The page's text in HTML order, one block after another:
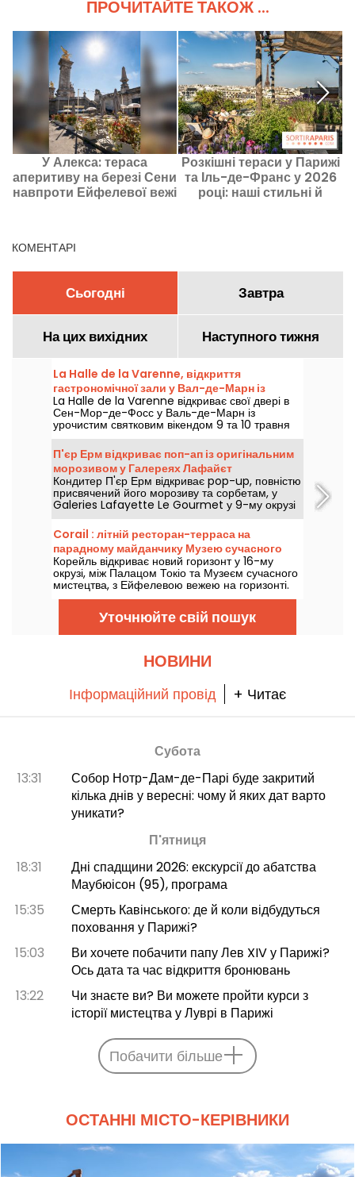
ПРОЧИТАЙТЕ ТАКОЖ ...
У Алекса: тераса
аперитиву на березі Сени
навпроти Ейфелевої вежі
Розкішні тераси у Парижі
та Іль-де-Франс у 2026
році: наші стильні й
КОМЕНТАРІ
Сьогодні Завтра
На цих вихідних Наступного тижня
La Halle de la Varenne, відкриття
гастрономічної зали у Вал-де-Марн із
насиченим вікендом
La Halle de la Varenne відкриває свої двері в
Сен-Мор-де-Фосс у Валь-де-Марн із
урочистим святковим вікендом 9 та 10 травня
2026 року після кількох місяців ремонтів.
Оновлений гастрономічний ярмарок, який
можна буде оцінити на пріоритетному показі
вже з цього четверга, 30 квітня 2026 року, за
міні-цінами.
П'єр Ерм відкриває поп-ап із оригінальним
морозивом у Галереях Лафайєт
Кондитер П'єр Ерм відкриває pop-up, повністю
присвячений його морозиву та сорбетам, у
Galeries Lafayette Le Gourmet у 9-му окрузі
Парижа з 2 липня по 2 вересня 2026 року. Ми
пішли випробувати його нові заморожені
бріоші, ріжки з рослинним молоком та кульки
морозива з надзвичайно апетитними
ароматами.
Corail : літній ресторан-терраса на
парадному майданчику Музею сучасного
мистецтва у Парижі - відгуки та фото
Корейль відкриває новий горизонт у 16-му
окрузі, між Палацом Токіо та Музеєм сучасного
мистецтва, з Ейфелевою вежею на горизонті.
Під парасолями XXL колишній Forest розгортає
літню паузу з медитеранським колоритом, між
землею та морем, свіжі коктейлі, різнокольорові
страви та заходи сонця коралового відтінку.
Уточнюйте свій пошук
НОВИНИ
Інформаційний провід + Читає
Субота
13:31
Собор Нотр-Дам-де-Парі буде закритий
кілька днів у вересні: чому й яких дат варто
уникати?
П'ятниця
18:31
Дні спадщини 2026: екскурсії до абатства
Маубюісон (95), програма
15:35
Смерть Кавінського: де й коли відбудуться
поховання у Парижі?
15:03
Ви хочете побачити папу Лев XIV у Парижі?
Ось дата та час відкриття бронювань
13:22
Чи знаєте ви? Ви можете пройти курси з
історії мистецтва у Луврі в Парижі
Побачити більше
ОСТАННІ МІСТО-КЕРІВНИКИ